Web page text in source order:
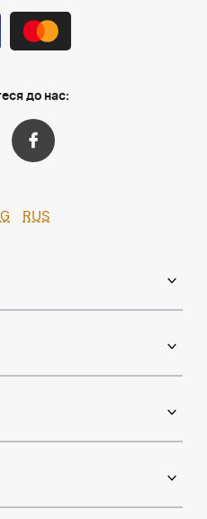
до нас:
RUS